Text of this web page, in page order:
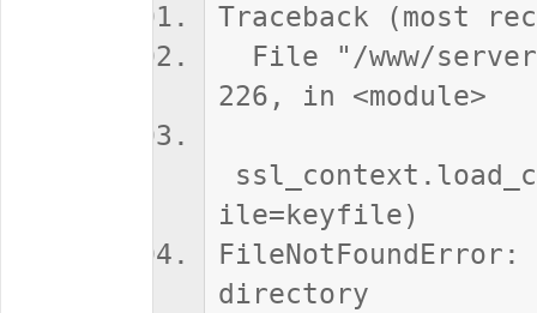
Traceback (most
File "/www/
226, in <module>
ile=keyfile)
directory